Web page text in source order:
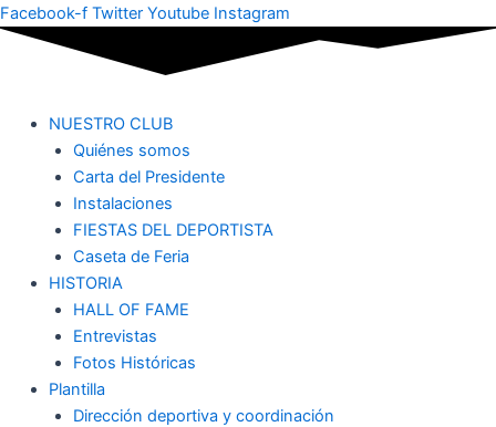
Ir
al
Facebook-f Twitter Youtube Instagram
NUESTRO CLUB
Quiénes somos
Carta del Presidente
Instalaciones
FIESTAS DEL DEPORTISTA
Caseta de Feria
HISTORIA
HALL OF FAME
Entrevistas
Fotos Históricas
Plantilla
Dirección deportiva y coordinación